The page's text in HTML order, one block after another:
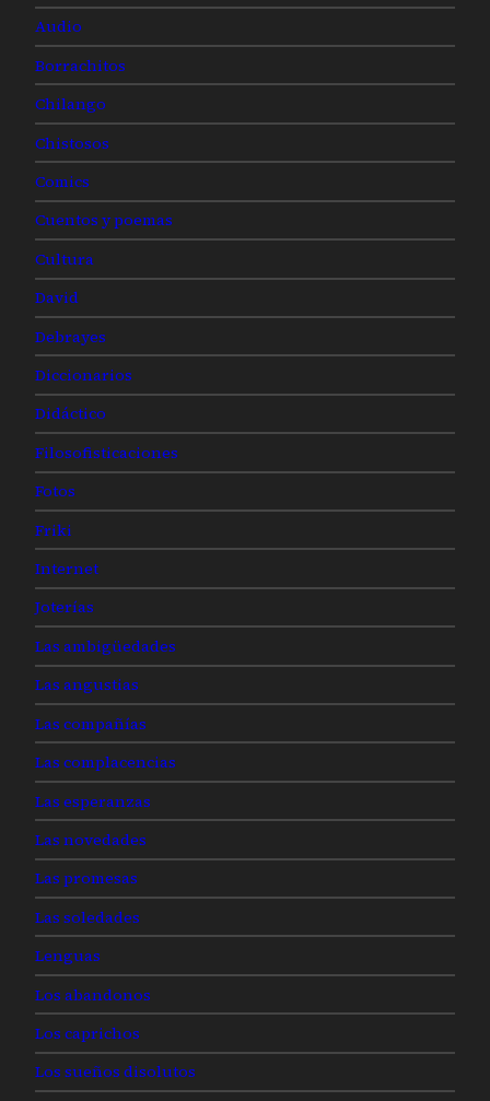
Audio
Borrachitos
Chilango
Chistosos
Comics
Cuentos y poemas
Cultura
David
Debrayes
Diccionarios
Didáctico
Filosofisticaciones
Fotos
Friki
Internet
Joterías
Las ambigüedades
Las angustias
Las compañías
Las complacencias
Las esperanzas
Las novedades
Las promesas
Las soledades
Lenguas
Los abandonos
Los caprichos
Los sueños disolutos